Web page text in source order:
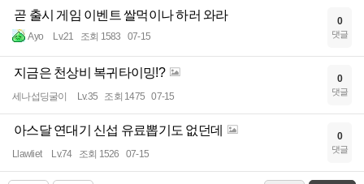
곧 출시 게임 이벤트 쌀먹이나 하러 와라
Ayo Lv.21 조회 1583 07-15
0
댓글
지금은 천상비 복귀타이밍!?
세나섭딩굴이 Lv.35 조회 1475 07-15
0
댓글
아스달 연대기 신섭 유료뽑기도 없던데
Llawliet Lv.74 조회 1526 07-15
0
댓글